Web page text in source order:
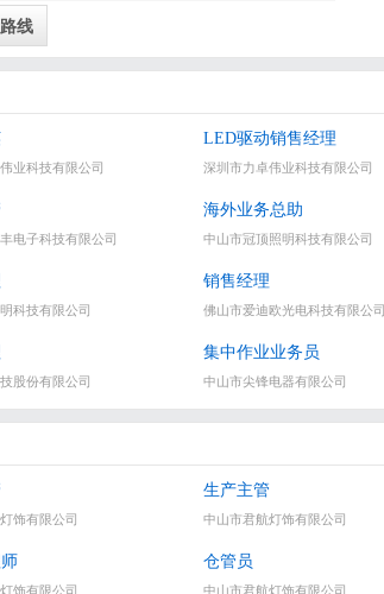
业科技有限公司
LED驱动销售经理
深圳市力卓伟业科技有限公司
电子科技有限公司
海外业务总助
中山市冠顶照明科技有限公司
科技有限公司
销售经理
佛山市爱迪欧光电科技有限公司
股份有限公司
集中作业业务员
中山市尖锋电器有限公司
饰有限公司
生产主管
中山市君航灯饰有限公司
饰有限公司
仓管员
中山市君航灯饰有限公司